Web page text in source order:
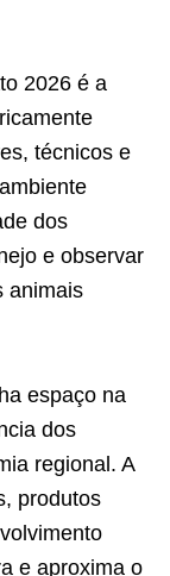
2026 é a
técnicos e
dos
e observar
animais
espaço na
dos
regional. A
produtos
e aproxima o